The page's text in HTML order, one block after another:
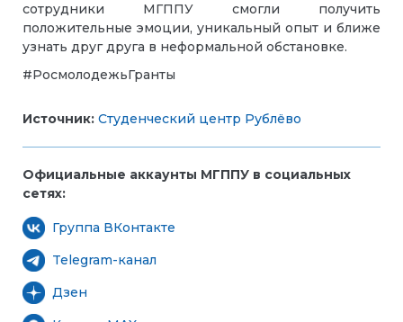
сотрудники МГППУ смогли получить
положительные эмоции, уникальный опыт и ближе
узнать друг друга в неформальной обстановке.
#РосмолодежьГранты
Источник: Студенческий центр Рублёво
Официальные аккаунты МГППУ в социальных
сетях:
Группа ВКонтакте
Telegram-канал
Дзен